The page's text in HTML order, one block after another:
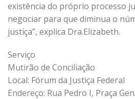
existência do próprio processo
negociar para que diminua o
justiça”, explica Dra.Elizabeth.
Serviço
Mutirão de Conciliação
Local: Fórum da Justiça Federal
Endereço: Rua Pedro I, Praça